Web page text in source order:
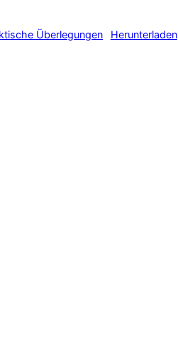
Überlegungen Herunterladen